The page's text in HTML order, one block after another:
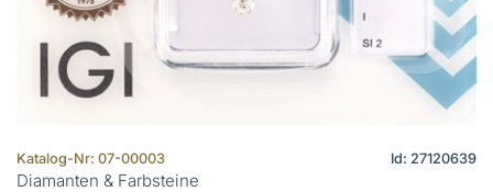
Katalog-Nr: 07-00003 Id: 27120639
Diamanten & Farbsteine